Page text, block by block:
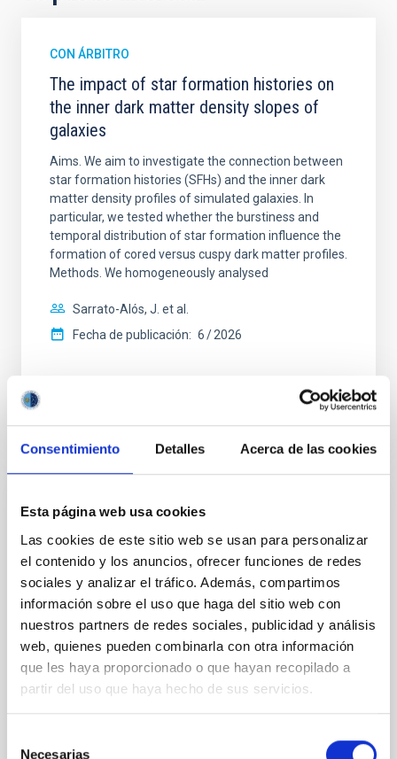
Consentimiento Detalles Acerca de las cookies
Esta página web usa cookies
Las cookies de este sitio web se usan para personalizar
el contenido y los anuncios, ofrecer funciones de redes
sociales y analizar el tráfico. Además, compartimos
información sobre el uso que haga del sitio web con
nuestros partners de redes sociales, publicidad y análisis
web, quienes pueden combinarla con otra información
que les haya proporcionado o que hayan recopilado a
partir del uso que haya hecho de sus servicios.
Necesarias
CON ÁRBITRO
The impact of star formation histories on
the inner dark matter density slopes of
galaxies
Aims. We aim to investigate the connection between
star formation histories (SFHs) and the inner dark
matter density profiles of simulated galaxies. In
particular, we tested whether the burstiness and
temporal distribution of star formation influence the
formation of cored versus cuspy dark matter profiles.
Methods. We homogeneously analysed
Sarrato-Alós, J. et al.
Fecha de publicación: 6 2026
CON ÁRBITRO
Joining forces: 30 years of optical
monitoring of the Einstein Cross
We present extended optical monitoring of the
quadruply-imaged gravitationally lensed quasar QSO
2237+0305, the Einstein Cross, including
observations from different observatories in both
hemispheres and using a new photometric
technique. This technique uses a region far enough